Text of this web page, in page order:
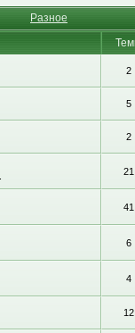
Разное
2
5
2
21
41
6
4
12